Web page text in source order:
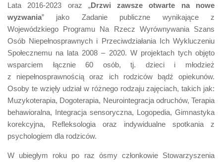
Lata 2016-2023 oraz „Drzwi zawsze otwarte na nowe
wyzwania” jako Zadanie publiczne wynikające z
Wojewódzkiego Programu Na Rzecz Wyrównywania Szans
Osób Niepełnosprawnych i Przeciwdziałania Ich Wykluczeniu
Społecznemu na lata 2008 – 2020. W projektach tych objęto
wsparciem łącznie 60 osób, tj. dzieci i młodzież
z niepełnosprawnością oraz ich rodziców bądź opiekunów.
Osoby te wzięły udział w różnego rodzaju zajęciach, takich jak:
Muzykoterapia, Dogoterapia, Neurointegracja odruchów, Terapia
behawioralna, Integracja sensoryczna, Logopedia, Gimnastyka
korekcyjna, Refleksologia oraz indywidualne spotkania z
psychologiem dla rodziców.
W ubiegłym roku po raz ósmy członkowie Stowarzyszenia